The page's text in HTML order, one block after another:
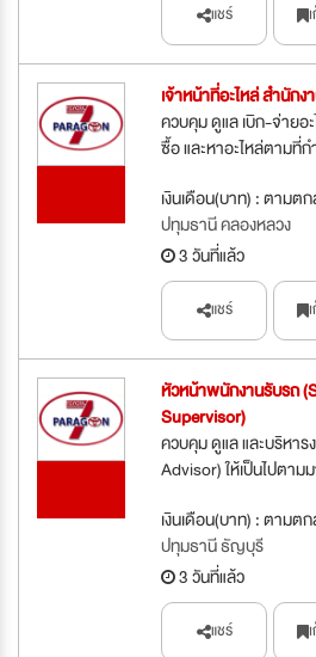
แชร์
เจ้าหน้าที่อะไหล่ สำนั
ควบคุม ดูแล เบิก-จ่ายอ
ซื้อ และหาอะไหล่ตาม
เงินเดือน(บาท) : ตามต
ปทุมธานี คลองหลวง
3 วันที่แล้ว
แชร์
หัวหน้าพนักงานรับรถ
Supervisor)
ควบคุม ดูแล และบริหา
Advisor) ให้เป็นไปตาม
เงินเดือน(บาท) : ตามต
ปทุมธานี ธัญบุรี
3 วันที่แล้ว
แชร์